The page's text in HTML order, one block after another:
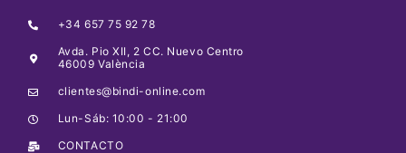
+34 657 75 92 78
Avda. Pio XII, 2 CC. Nuevo Centro
46009 València
clientes@bindi-online.com
Lun-Sáb: 10:00 - 21:00
CONTACTO